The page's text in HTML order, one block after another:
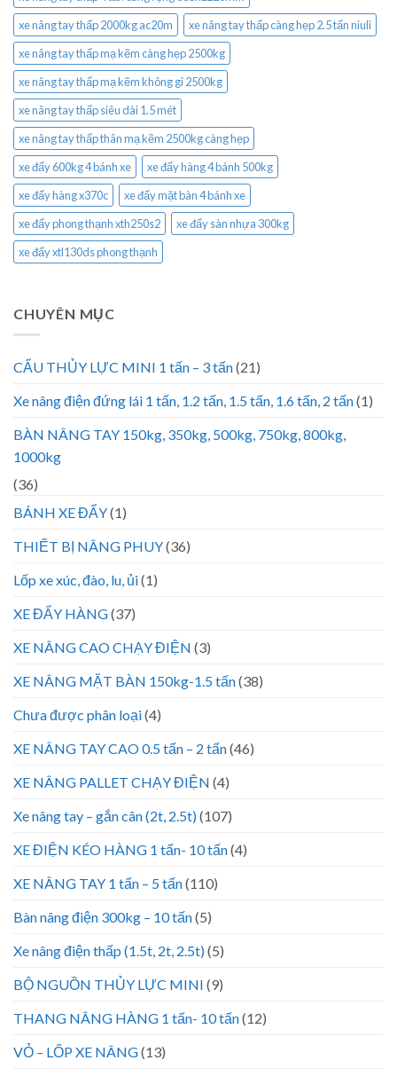
xe nâng tay thấp 2000kg ac20m
xe nâng tay thấp càng hẹp 2.5 tấn niuli
xe nâng tay thấp mạ kẽm càng hẹp 2500kg
xe nâng tay thấp mạ kẽm không gỉ 2500kg
xe nâng tay thấp siêu dài 1.5 mét
xe nâng tay thấp thân mạ kẽm 2500kg càng hẹp
xe đẩy 600kg 4 bánh xe
xe đẩy hàng 4 bánh 500kg
xe đẩy hàng x370c
xe đẩy mặt bàn 4 bánh xe
xe đẩy phong thạnh xth250s2
xe đẩy sàn nhựa 300kg
xe đẩy xtl130ds phong thạnh
CHUYÊN MỤC
CẨU THỦY LỰC MINI 1 tấn – 3 tấn(21)
Xe nâng điện đứng lái 1 tấn, 1.2 tấn, 1.5 tấn, 1.6 tấn, 2 tấn(1)
BÀN NÂNG TAY 150kg, 350kg, 500kg, 750kg, 800kg,
1000kg
(36)
BÁNH XE ĐẨY(1)
THIẾT BỊ NÂNG PHUY(36)
Lốp xe xúc, đào, lu, ủi(1)
XE ĐẨY HÀNG(37)
XE NÂNG CAO CHẠY ĐIỆN (3)
XE NÂNG MẶT BÀN 150kg-1.5 tấn(38)
Chưa được phân loại(4)
XE NÂNG TAY CAO 0.5 tấn – 2 tấn(46)
XE NÂNG PALLET CHẠY ĐIỆN (4)
Xe nâng tay – gắn cân (2t, 2.5t)(107)
XE ĐIỆN KÉO HÀNG 1 tấn- 10 tấn(4)
XE NÂNG TAY 1 tấn – 5 tấn(110)
Bàn nâng điện 300kg – 10 tấn(5)
Xe nâng điện thấp (1.5t, 2t, 2.5t)(5)
BỘ NGUỒN THỦY LỰC MINI (9)
THANG NÂNG HÀNG 1 tấn- 10 tấn(12)
VỎ – LỐP XE NÂNG(13)